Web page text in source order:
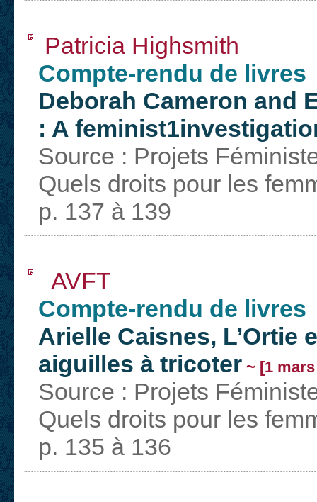
Patricia Highsmith
Compte-rendu de livres
Deborah Cameron and
: A
Source : Projets
Quels droits pour les
p. 137 à 139
AVFT
Compte-rendu de livres
Arielle Caisnes, L’Ortie
aiguilles à tricoter~ [1 mars
Source : Projets
Quels droits pour les
p. 135 à 136